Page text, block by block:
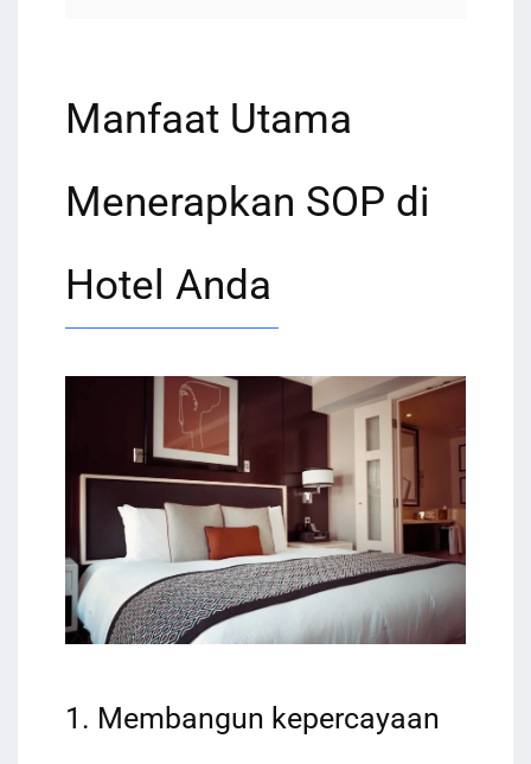
Manfaat Utama
Menerapkan SOP di
Hotel Anda
1. Membangun kepercayaan